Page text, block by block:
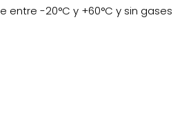
-20°C y +60°C y sin gases